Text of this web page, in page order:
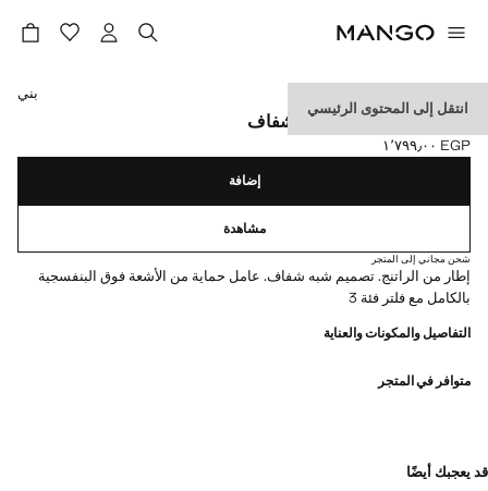
انتقل إلى المحتوى الرئيسي
نظارة شمسية بإطار شبه شفاف
السعر الحالي [EGP ١٬٧٩٩٫٠٠ ]
EGP ١٬٧٩٩٫٠٠
حدد اللون
بني
إضافة
مشاهدة
شحن مجاني إلى المتجر
إطار من الراتنج. تصميم شبه شفاف. عامل حماية من الأشعة فوق البنفسجية
بالكامل مع فلتر فئة 3
التفاصيل والمكونات والعناية
متوافر في المتجر
قد يعجبك أيضًا